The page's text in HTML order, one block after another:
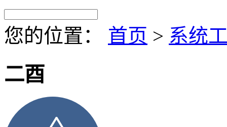
您的位置： 首页 > 系统
二酉